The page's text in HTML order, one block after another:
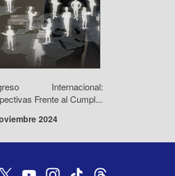
Internacional:
Frente al Cumpl...
2024